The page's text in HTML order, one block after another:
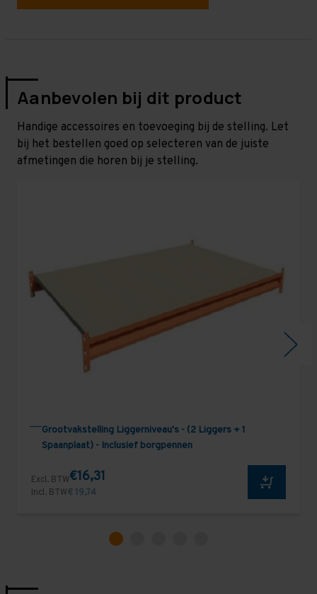
Aanbevolen bij dit product
Handige accessoires en toevoeging bij de stelling. Let
bij het bestellen goed op selecteren van de juiste
afmetingen die horen bij je stelling.
Grootvakstelling Liggerniveau's - (2 Liggers + 1
Spaanplaat) - Inclusief borgpennen
Excl. BTW€16,31
Incl. BTW€ 19,74